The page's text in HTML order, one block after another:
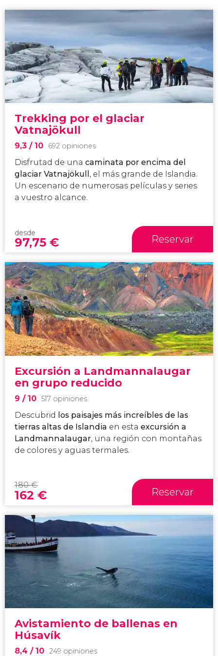
Trekking por el glaciar
Vatnajökull
9,3 / 10 692 opiniones
Disfrutad de una caminata por encima del
glaciar Vatnajökull , el más grande de Islandia.
Un escenario de numerosas películas y series
a vuestro alcance.
desde
97,75 € Reservar
Excursión a Landmannalaugar
en grupo reducido
9 / 10 517 opiniones
Descubrid
los paisajes más increíbles de las
tierras altas de Islandia en esta excursión a
Landmannalaugar, una región con montañas
de colores y aguas termales.
180€
162 € Reservar
Avistamiento de ballenas en
Húsavík
8,4 / 10 249 opiniones